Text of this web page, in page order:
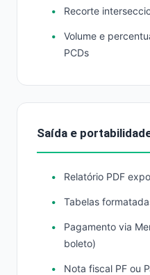
Recorte
Volume e
PCDs
Saída e
Relatório PDF
Tabelas
Pagamento via
boleto)
Nota fiscal PF ou